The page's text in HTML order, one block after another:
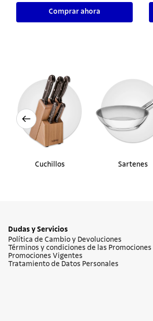
Comprar ahora
Cuchillos Sartenes
Dudas y Servicios
Política de Cambio y Devoluciones
Términos y condiciones de las Promociones
Promociones Vigentes
Tratamiento de Datos Personales